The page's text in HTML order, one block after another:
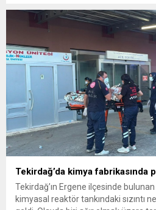
inceleme ve arama çalışmaları
Tekirdağ’da kimya fabrikasında
Tekirdağ’ın Ergene ilçesinde
kimyasal reaktör tankındaki sızıntı